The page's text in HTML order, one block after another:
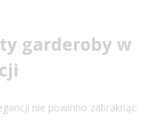
garderoby w
nie powinno zabraknąć: